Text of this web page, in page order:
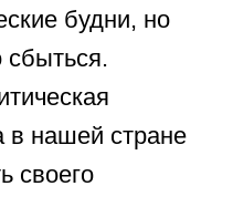
будни, но
сбыться.
в нашей стране
своего